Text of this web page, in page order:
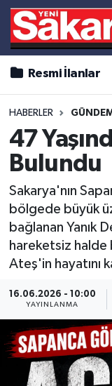
Resmi İlanlar
HABERLER
47
Bulundu
Sakarya'nın
bölgede büyük
bağlanan Yanık
hareketsiz halde
Ateş'in hayatını
16.06.2026 - 10:00
YAYINLANMA